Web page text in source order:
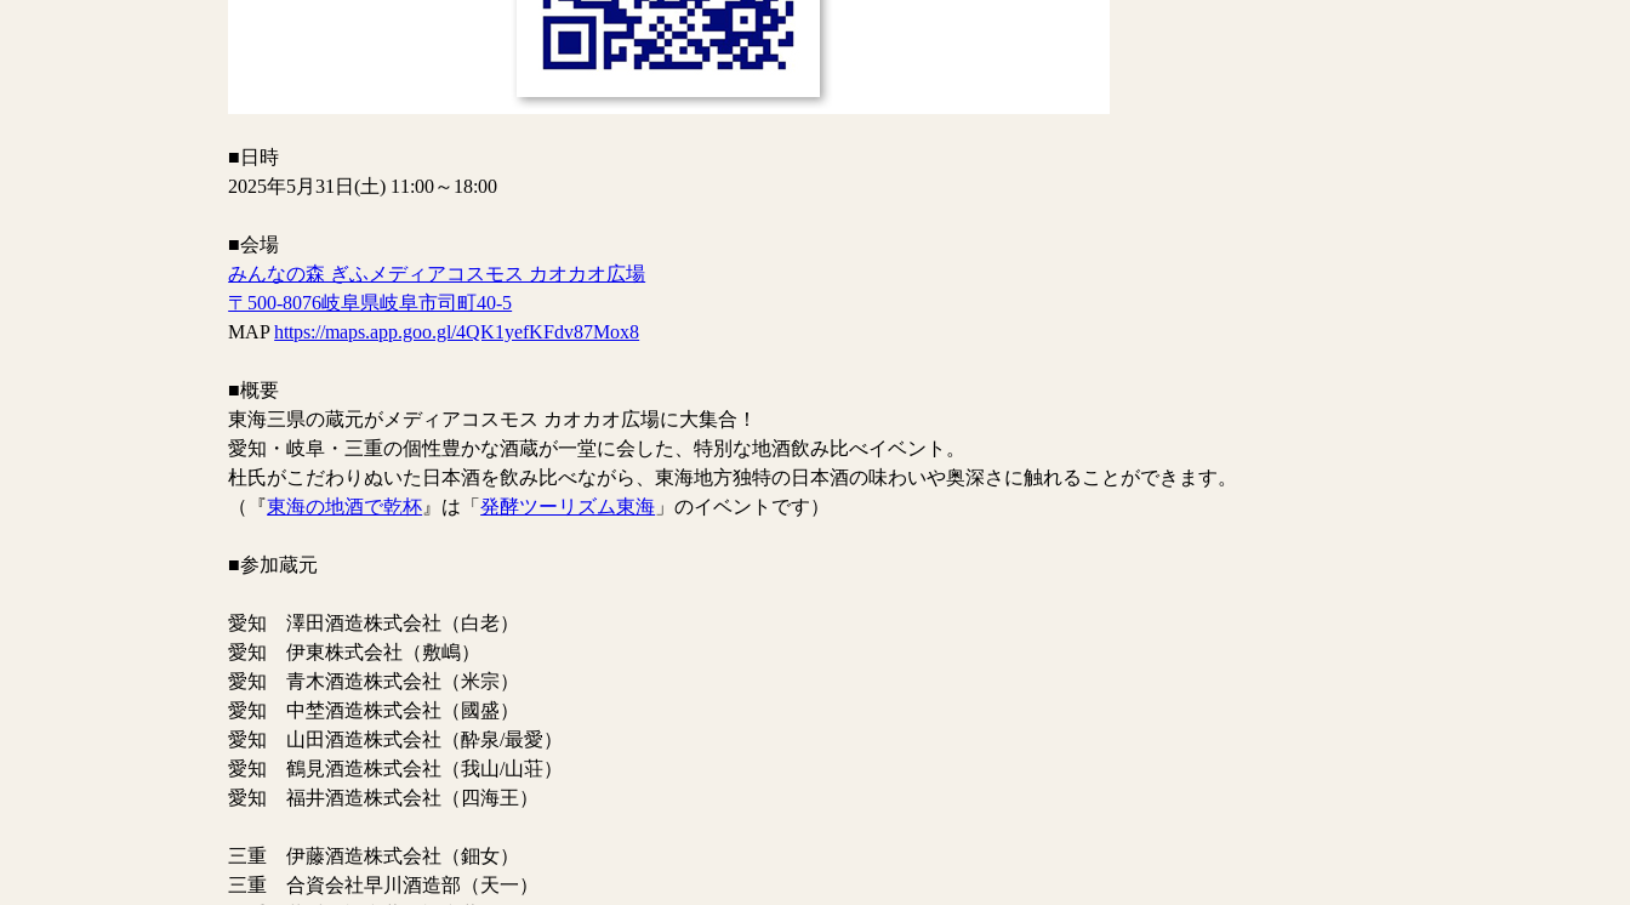
■日時
2025年5月31日(土) 11:00～18:00
■会場
みんなの森 ぎふメディアコスモス カオカオ広場
〒500-8076岐阜県岐阜市司町40-5
MAPhttps://maps.app.goo.gl/4QK1yefKFdv87Mox8
■概要
東海三県の蔵元がメディアコスモス カオカオ広場に大集合！
愛知・岐阜・三重の個性豊かな酒蔵が一堂に会した、特別な地酒飲み比べイベント。
杜氏がこだわりぬいた日本酒を飲み比べながら、東海地方独特の日本酒の味わいや奥深さに触れることができます。
（『東海の地酒で乾杯 』は「発酵ツーリズム東海 」のイベントです）
■参加蔵元
愛知 澤田酒造株式会社（白老）
愛知 伊東株式会社（敷嶋）
愛知 青木酒造株式会社（米宗）
愛知 中埜酒造株式会社（國盛）
愛知 山田酒造株式会社（酔泉/最愛）
愛知 鶴見酒造株式会社（我山/山荘）
愛知 福井酒造株式会社（四海王）
三重 伊藤酒造株式会社（鈿女）
三重 合資会社早川酒造部（天一）